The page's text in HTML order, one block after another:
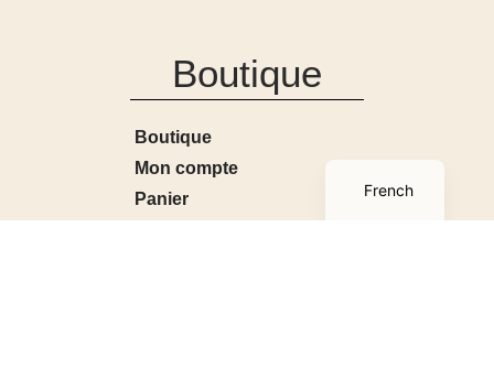
Boutique
Boutique
Mon compte
Panier
French